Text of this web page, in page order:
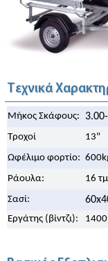
Τεχνικά
Μήκος Σκάφους:
Τροχοί
13"
Ωφέλιμο φορτίο:
Ράουλα:
16
Σασί:
Εργάτης (βίντζι):